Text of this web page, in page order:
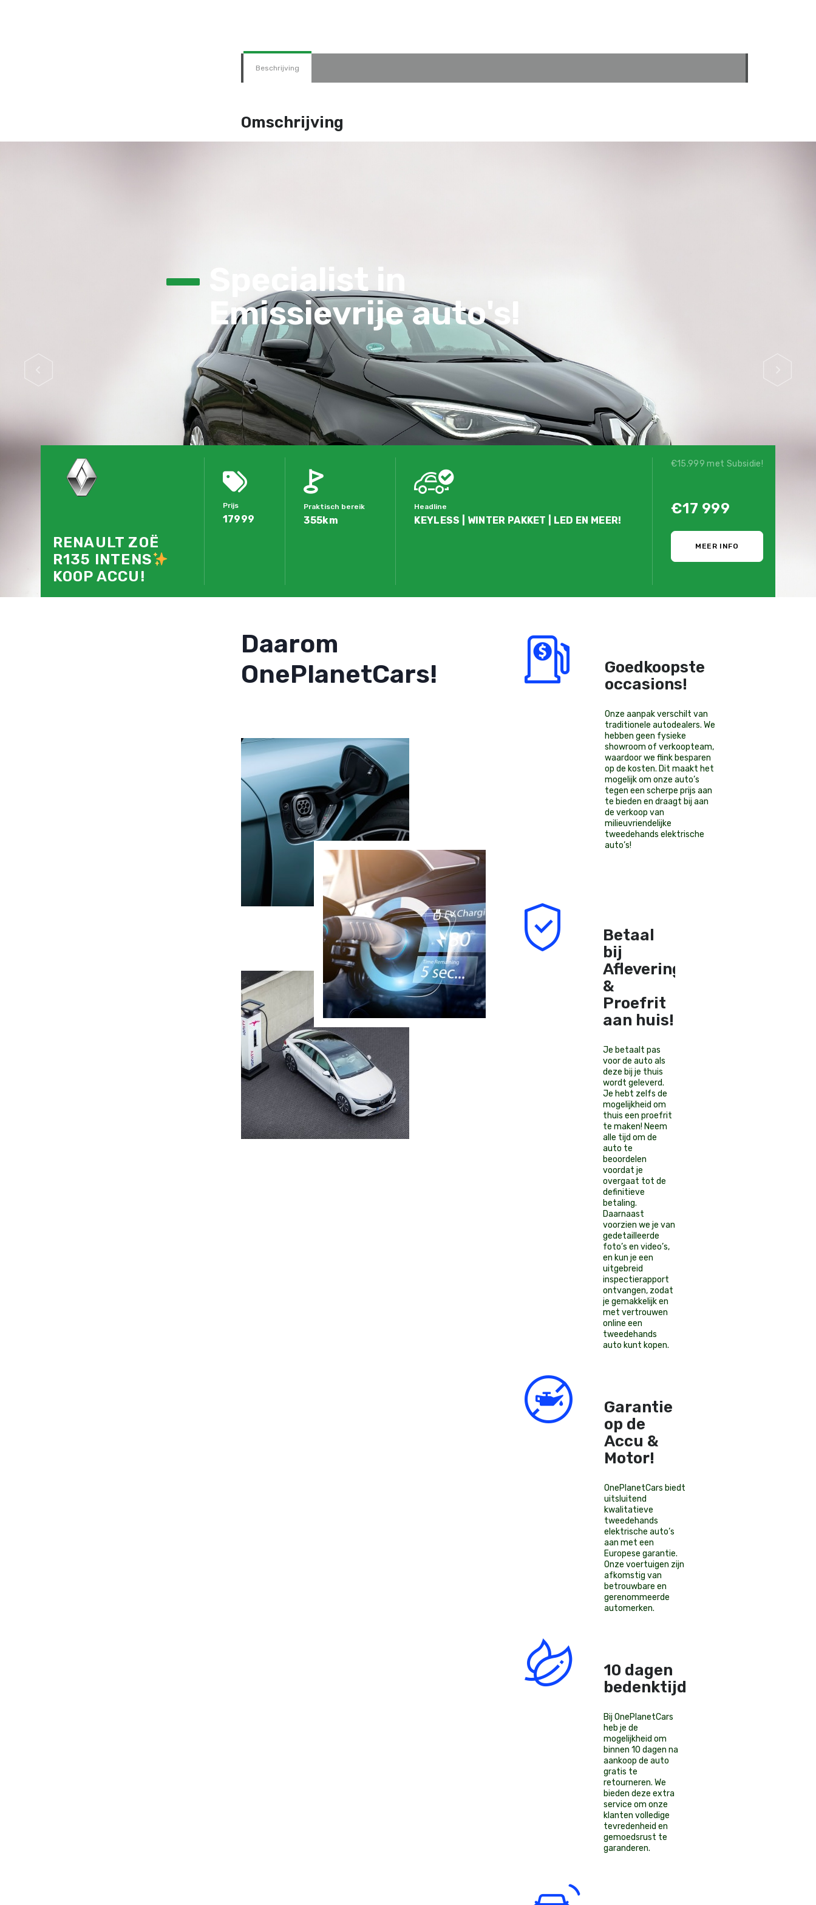
Beschrijving
Omschrijving
Specialist in
Emissievrije auto's!
RENAULT ZOË
R135 INTENS
KOOP ACCU!
Prijs
17999
Praktisch bereik
355km
Headline
KEYLESS | WINTER PAKKET | LED EN MEER!
€15.999 met Subsidie!
€17 999
MEER INFO
Daarom
OnePlanetCars!
Goedkoopste
occasions!
Onze aanpak verschilt van
traditionele autodealers. We
hebben geen fysieke
showroom of verkoopteam,
waardoor we flink besparen
op de kosten. Dit maakt het
mogelijk om onze auto’s
tegen een scherpe prijs aan
te bieden en draagt bij aan
de verkoop van
milieuvriendelijke
tweedehands elektrische
auto’s!
Betaal
bij
Aflevering
&
Proefrit
aan huis!
Je betaalt pas
voor de auto als
deze bij je thuis
wordt geleverd.
Je hebt zelfs de
mogelijkheid om
thuis een proefrit
te maken! Neem
alle tijd om de
auto te
beoordelen
voordat je
overgaat tot de
definitieve
betaling.
Daarnaast
voorzien we je van
gedetailleerde
foto’s en video’s,
en kun je een
uitgebreid
inspectierapport
ontvangen, zodat
je gemakkelijk en
met vertrouwen
online een
tweedehands
auto kunt kopen.
Garantie
op de
Accu &
Motor!
OnePlanetCars biedt
uitsluitend
kwalitatieve
tweedehands
elektrische auto’s
aan met een
Europese garantie.
Onze voertuigen zijn
afkomstig van
betrouwbare en
gerenommeerde
automerken.
10 dagen
bedenktijd!
Bij OnePlanetCars
heb je de
mogelijkheid om
binnen 10 dagen na
aankoop de auto
gratis te
retourneren. We
bieden deze extra
service om onze
klanten volledige
tevredenheid en
gemoedsrust te
garanderen.